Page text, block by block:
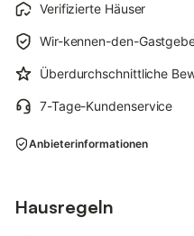
Verifizierte Häuser
Wir-kennen-den-
Überdurchschnittliche
7-Tage-Kundenservice
Anbieterinformationen
Hausregeln